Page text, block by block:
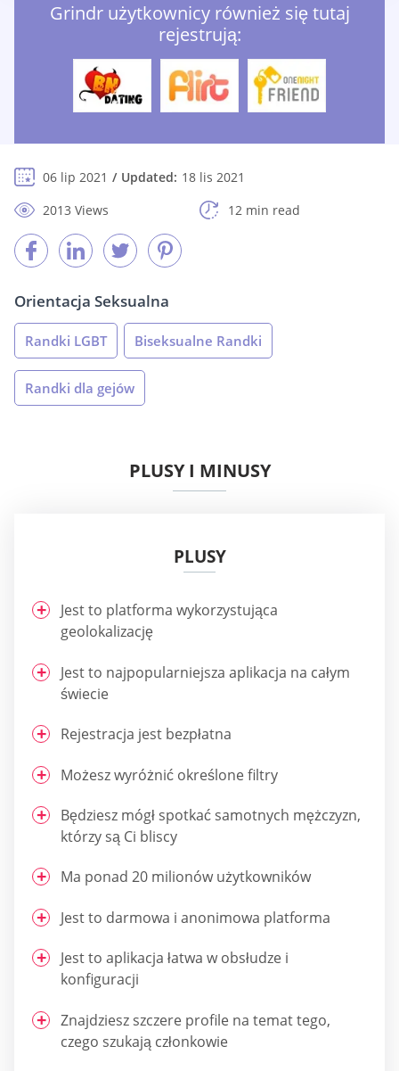
Grindr użytkownicy również się tutaj
rejestrują:
06 lip 2021 Updated: 18 lis 2021
2013 Views
12 min read
Orientacja Seksualna
Randki LGBT Biseksualne Randki
Randki dla gejów
PLUSY I MINUSY
PLUSY
Jest to platforma wykorzystująca
geolokalizację
Jest to najpopularniejsza aplikacja na całym
świecie
Rejestracja jest bezpłatna
Możesz wyróżnić określone filtry
Będziesz mógł spotkać samotnych mężczyzn,
którzy są Ci bliscy
Ma ponad 20 milionów użytkowników
Jest to darmowa i anonimowa platforma
Jest to aplikacja łatwa w obsłudze i
konfiguracji
Znajdziesz szczere profile na temat tego,
czego szukają członkowie